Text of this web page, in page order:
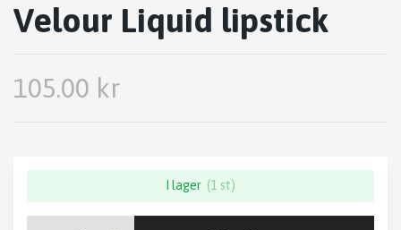
Velour Liquid lipstick
105.00 kr
I lager (1 st)